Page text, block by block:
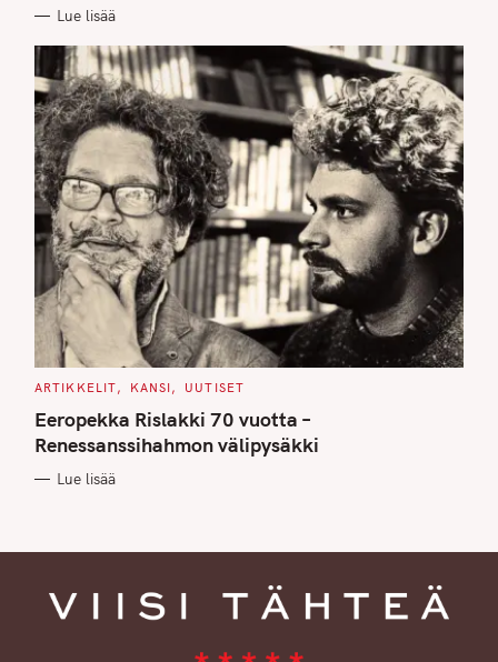
S
Lue lisää
C
T
E
G
O
I
ARTIKKELIT KANSI UUTISET
Eeropekka Rislakki 70 vuotta –
Renessanssihahmon välipysäkki
Lue lisää